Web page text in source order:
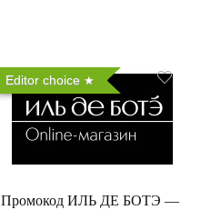
Editor choice
Промокод ИЛЬ ДЕ БОТЭ —